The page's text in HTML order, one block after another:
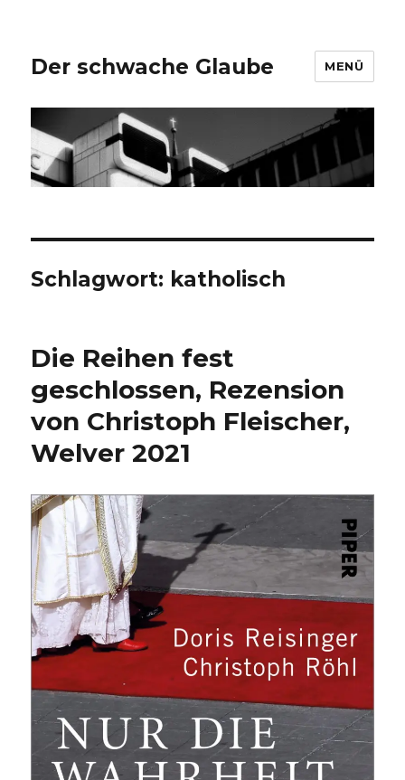
Der schwache Glaube MENÜ
Schlagwort: katholisch
Die Reihen fest
geschlossen, Rezension
von Christoph Fleischer,
Welver 2021